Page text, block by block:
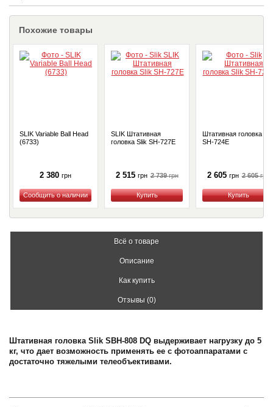
Похожие товары
SLIK Variable Ball Head
(6733)
2 380 грн
Купить
SLIK Штативная
головка Slik SH-727E
2 515 грн 2 739грн
Купить
Штативная головка
SH-724E
2 605 грн 2 605грн
Купить
Всё о товаре
Описание
Как купить
Отзывы (0)
Штативная головка Slik SBH-808 DQ выдерживает нагрузку до 5
кг, что дает возможность применять ее с фотоаппаратами с
достаточно тяжелыми телеобъективами.